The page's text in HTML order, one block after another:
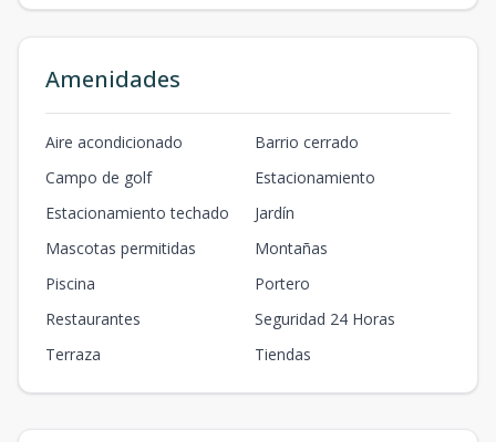
Amenidades
Aire acondicionado
Barrio cerrado
Campo de golf
Estacionamiento
Estacionamiento techado
Jardín
Mascotas permitidas
Montañas
Piscina
Portero
Restaurantes
Seguridad 24 Horas
Terraza
Tiendas